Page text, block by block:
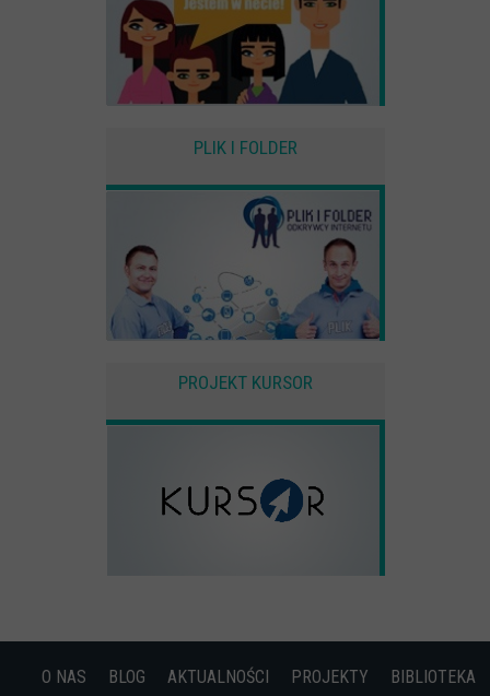
PLIK I FOLDER
PROJEKT KURSOR
O NAS BLOG AKTUALNOŚCI PROJEKTY BIBLIOTEKA